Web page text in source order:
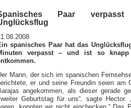
Paar verpasst
spanisches Paar hat das
verpasst – und ist so knapp
Mann, der sich im spanischen
er und seine Freundin seien am
angekommen, als dieser gerade
Geburtstag für uns“, sagte